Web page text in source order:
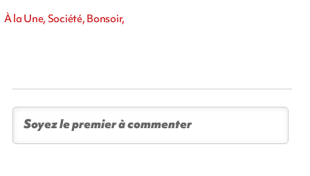
À la Une, Société, Bonsoir,